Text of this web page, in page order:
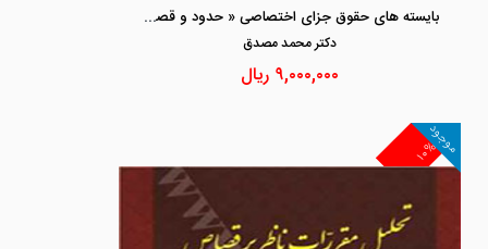
بایسته های حقوق جزای اختصاصی « حدود و قصاص»
دكتر محمد مصدق
۹,۰۰۰,۰۰۰ ریال
۱۰%
موجود